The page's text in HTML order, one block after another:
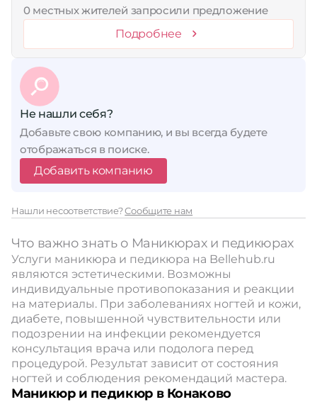
0 местных жителей запросили предложение
Подробнее
Не нашли себя?
Добавьте свою компанию, и вы всегда будете
отображаться в поиске.
Добавить компанию
Нашли несоответствие?Сообщите нам
Что важно знать о Маникюрах и педикюрах
Услуги маникюра и педикюра на Bellehub.ru
являются эстетическими. Возможны
индивидуальные противопоказания и реакции
на материалы. При заболеваниях ногтей и кожи,
диабете, повышенной чувствительности или
подозрении на инфекции рекомендуется
консультация врача или подолога перед
процедурой. Результат зависит от состояния
ногтей и соблюдения рекомендаций мастера.
Маникюр и педикюр в Конаково